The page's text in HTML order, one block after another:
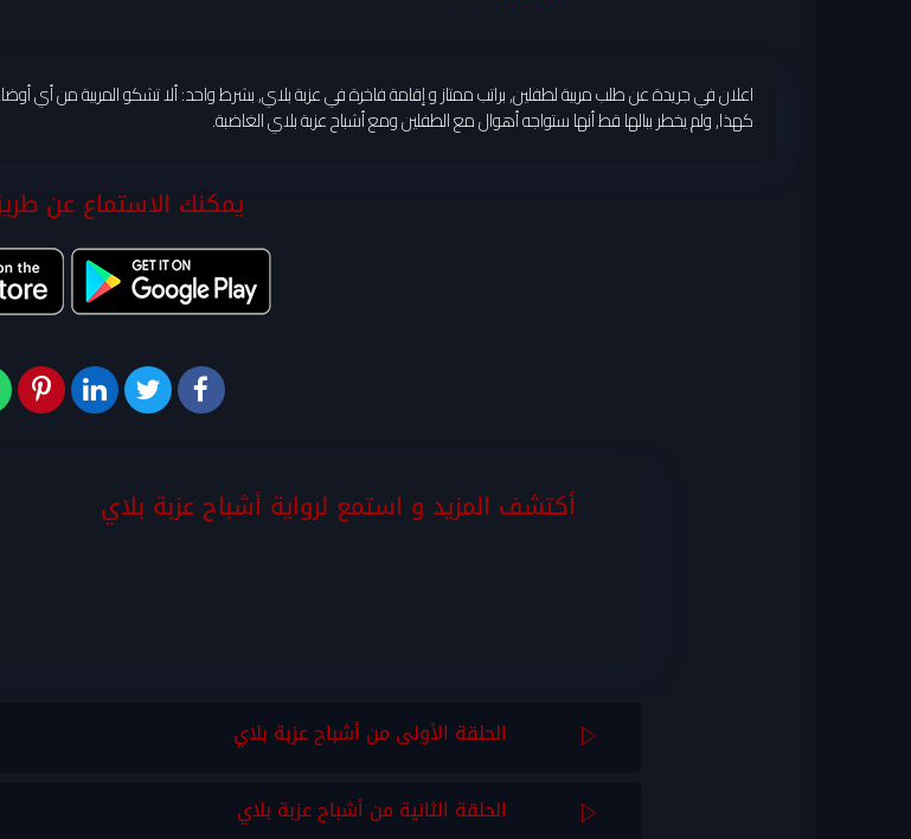
اعلان في جريدة عن طلب مربية لطفلين, براتب ممتاز و إقامة فاخرة في عزبة بلاي, بشرط واحد: ألا تشكو المربية من أي
كهذا, ولم يخطر ببالها قط أنها ستواجه أهوال مع الطفلين ومع أشباح عزبة بلاي الغاضبة.
يمكنك الاستماع عن
أكتشف المزيد و استمع لرواية أشباح عزبة بلاي
الحلقة الأولى من أشباح عزبة بلاي
الحلقة الثانية من أشباح عزبة بلاي